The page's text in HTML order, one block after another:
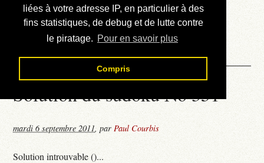
liées à votre adresse IP, en particulier à des
fins statistiques, de debug et de lutte contre
le piratage. Pour en savoir plus
Compris
Liens externes
Téléchargement
Contact
Solution du sudoku No 351
mardi 6 septembre 2011,parPaul Courbis
Solution introuvable ()...